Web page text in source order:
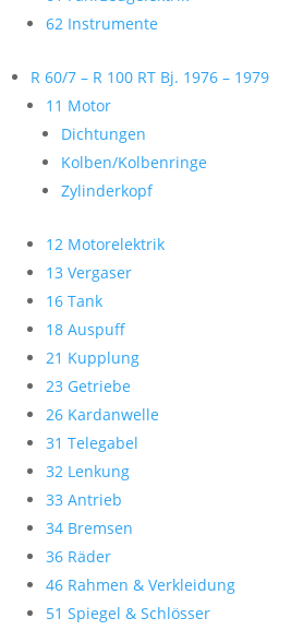
62 Instrumente
R 60/7 – R 100 RT Bj. 1976 – 1979
11 Motor
Dichtungen
Kolben/Kolbenringe
Zylinderkopf
12 Motorelektrik
13 Vergaser
16 Tank
18 Auspuff
21 Kupplung
23 Getriebe
26 Kardanwelle
31 Telegabel
32 Lenkung
33 Antrieb
34 Bremsen
36 Räder
46 Rahmen & Verkleidung
51 Spiegel & Schlösser